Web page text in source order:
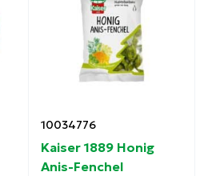
10034776
Kaiser 1889 Honig
Anis-Fenchel